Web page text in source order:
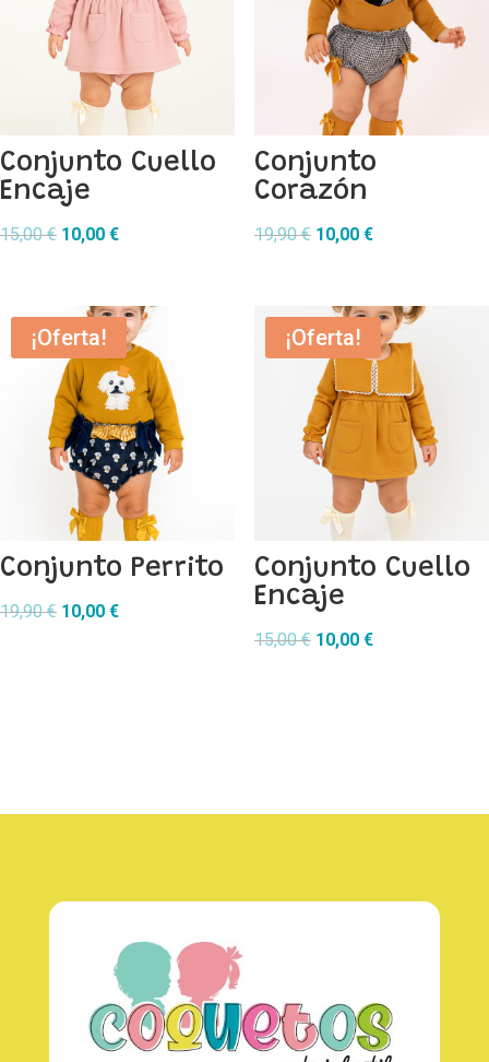
Conjunto Cuello
Encaje
15,00€ El
era:
15,00 €.
10,00 €El
es:
10,00 €.
Conjunto
Corazón
19,90€ El
era:
19,90 €.
10,00 €El
es:
10,00 €.
¡Oferta!
Conjunto Perrito
19,90€ El
10,00 €El
¡Oferta!
Conjunto Cuello
Encaje
15,00€ El
10,00 €El